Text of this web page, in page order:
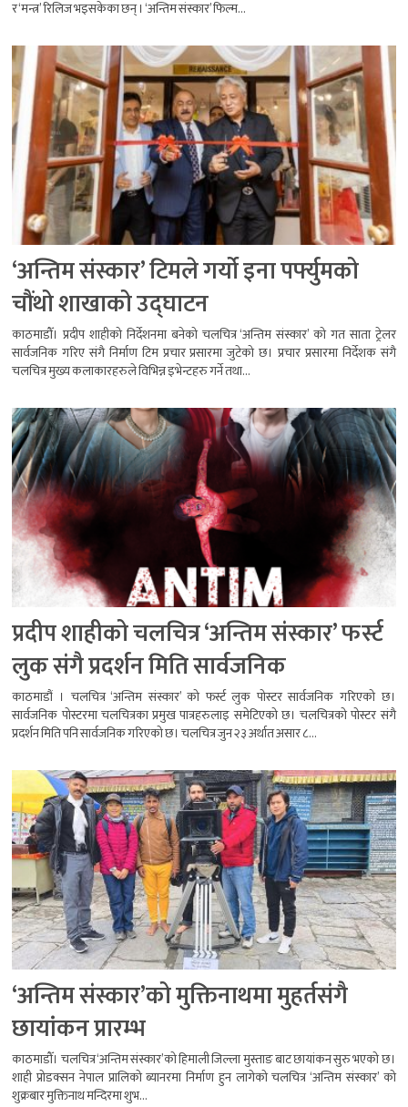
र ‘मन्त्र’ रिलिज भइसकेका छन् । ‘अन्तिम संस्कार’ फिल्म...
‘अन्तिम संस्कार’ टिमले गर्यो इना पर्फ्युमको
चौंथो शाखाको उद्घाटन
काठमाडौँ। प्रदीप शाहीको निर्देशनमा बनेको चलचित्र ‘अन्तिम संस्कार’ को गत साता ट्रेलर
सार्वजनिक गरिए संगै निर्माण टिम प्रचार प्रसारमा जुटेको छ। प्रचार प्रसारमा निर्देशक संगै
चलचित्र मुख्य कलाकारहरुले विभिन्न इभेन्टहरु गर्ने तथा...
प्रदीप शाहीको चलचित्र ‘अन्तिम संस्कार’ फर्स्ट
लुक संगै प्रदर्शन मिति सार्वजनिक
काठमाडौं । चलचित्र ‘अन्तिम संस्कार’ को फर्स्ट लुक पोस्टर सार्वजनिक गरिएको छ।
सार्वजनिक पोस्टरमा चलचित्रका प्रमुख पात्रहरुलाइ समेटिएको छ। चलचित्रको पोस्टर संगै
प्रदर्शन मिति पनि सार्वजनिक गरिएको छ। चलचित्र जुन २३ अर्थात असार ८...
‘अन्तिम संस्कार’को मुक्तिनाथमा मुहर्तसंगै
छायांकन प्रारम्भ
काठमाडौँ। चलचित्र ‘अन्तिम संस्कार’को हिमाली जिल्ला मुस्ताङ बाट छायांकन सुरु भएको छ।
शाही प्रोडक्सन नेपाल प्रालिको ब्यानरमा निर्माण हुन लागेको चलचित्र ‘अन्तिम संस्कार’ को
शुक्रबार मुक्तिनाथ मन्दिरमा शुभ...